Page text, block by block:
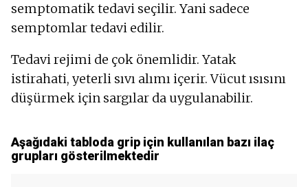
semptomatik tedavi seçilir. Yani sadece
semptomlar tedavi edilir.
Tedavi rejimi de çok önemlidir. Yatak
istirahati, yeterli sıvı alımı içerir. Vücut ısısını
düşürmek için sargılar da uygulanabilir.
Aşağıdaki tabloda grip için kullanılan bazı ilaç
grupları gösterilmektedir